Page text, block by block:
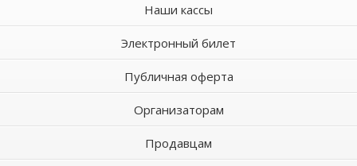
Наши кассы
Электронный билет
Публичная оферта
Организаторам
Продавцам